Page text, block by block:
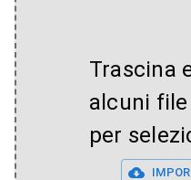
Trascina
alcuni
per